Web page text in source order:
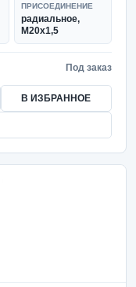
ПРИСОЕДИНЕНИЕ
радиальное,
M20x1,5
Под заказ
В ИЗБРАННОЕ